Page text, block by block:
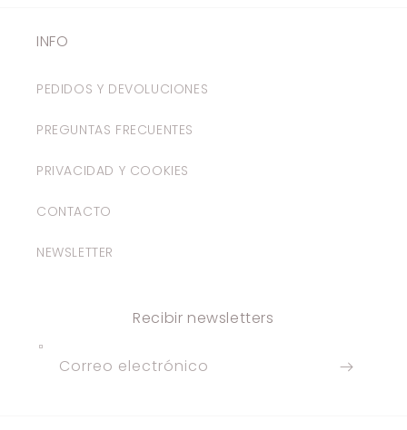
INFO
PEDIDOS Y DEVOLUCIONES
PREGUNTAS FRECUENTES
PRIVACIDAD Y COOKIES
CONTACTO
NEWSLETTER
Recibir newsletters
Correo electrónico